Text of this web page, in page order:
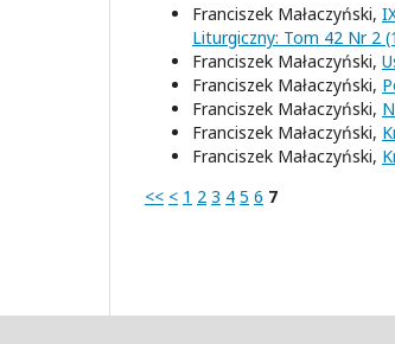
Franciszek Małaczyński,
Liturgiczny: Tom 42 Nr 2
Franciszek Małaczyński,
Franciszek Małaczyński,
Franciszek Małaczyński,
Franciszek Małaczyński,
Franciszek Małaczyński,
<< < 1 2 3 4 5 6 7